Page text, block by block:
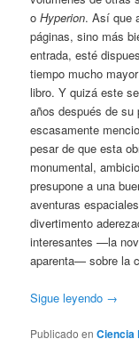
oHyperion. Así que
páginas, sino más
entrada, esté
tiempo mucho
libro. Y quizá este
años después de
escasamente
pesar de que esta
monumental,
presupone a una
aventuras
divertimento
interesantes —la
aparenta— sobre la
Sigue leyendo →
Publicado en Ciencia